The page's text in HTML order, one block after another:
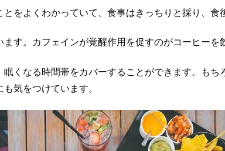
とをよくわかっていて、食事はきっちりと採り、食
す。カフェインが覚醒作用を促すのがコーヒーを
くなる時間帯をカバーすることができます。もち
気をつけています。